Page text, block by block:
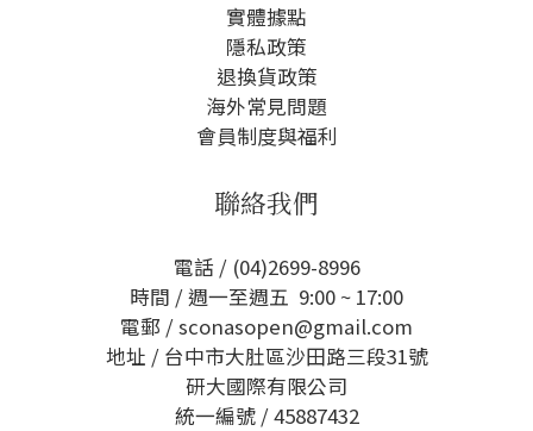
實體據點
隱私政策
退換貨政策
海外常見問題
會員制度與福利
聯絡我們
電話 / (04)2699-8996
時間 / 週一至週五 9:00 ~ 17:00
電郵 / sconasopen@gmail.com
地址 / 台中市大肚區沙田路三段31號
研大國際有限公司
統一編號 / 45887432